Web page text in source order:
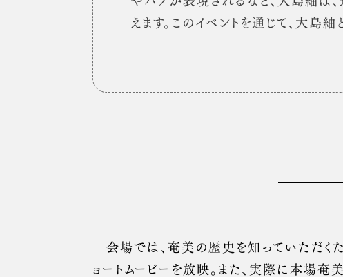
えます。このイベントを通じて、大
会場では、奄美の歴史を知っていただく
ョートムービーを放映。また、実際に本場